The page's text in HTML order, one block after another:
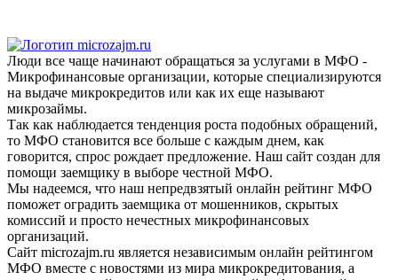
Люди все чаще начинают обращаться за услугами в МФО -
Микрофинансовые организации, которые специализируются
на выдаче микрокредитов или как их еще называют
микрозаймы.
Так как наблюдается тенденция роста подобных обращений,
то МФО становится все больше с каждым днем, как
говорится, спрос рождает предложение. Наш сайт создан для
помощи заемщику в выборе честной МФО.
Мы надеемся, что наш непредвзятый онлайн рейтинг МФО
поможет оградить заемщика от мошенников, скрытых
комиссий и просто нечестных микрофинансовых
организаций.
Сайт microzajm.ru является независимым онлайн рейтингом
МФО вместе с новостями из мира микрокредитования, а